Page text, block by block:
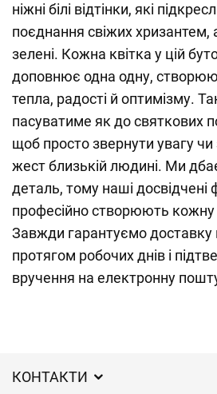
ніжні білі відтінки, які
поєднання свіжих хризантем,
зелені. Кожна квітка у цій
доповнює одна одну,
тепла, радості й оптимізму.
пасуватиме як до святкових
щоб просто звернути увагу
жест близькій людині. Ми
деталь, тому наші досвідчені
професійно створюють
Завжди гарантуємо
протягом робочих днів і
вручення на електронну
КОНТАКТИ